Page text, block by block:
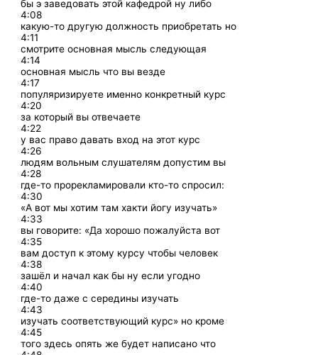
бы э заведовать этой кафедрой ну либо
4:08
какую-то другую должность приобретать но
4:11
смотрите основная мысль следующая
4:14
основная мысль что вы везде
4:17
популяризируете именно конкретный курс
4:20
за который вы отвечаете
4:22
у вас право давать вход на этот курс
4:26
людям вольным слушателям допустим вы
4:28
где-то прорекламировали кто-то спросил:
4:30
«А вот мы хотим там хакти йогу изучать»
4:33
вы говорите: «Да хорошо пожалуйста вот
4:35
вам доступ к этому курсу чтобы человек
4:38
зашёл и начал как бы ну если угодно
4:40
где-то даже с середины изучать
4:43
изучать соответствующий курс» но кроме
4:45
того здесь опять же будет написано что